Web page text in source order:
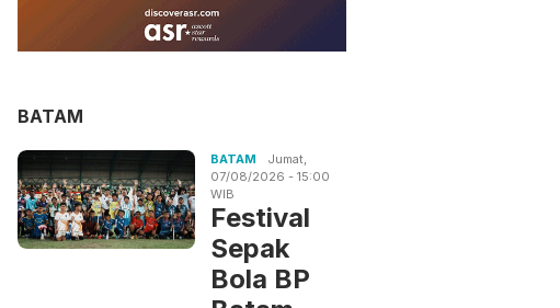
BATAM
BATAM
Jumat,
07/08/2026 - 15:00
WIB
Festival
Sepak
Bola BP